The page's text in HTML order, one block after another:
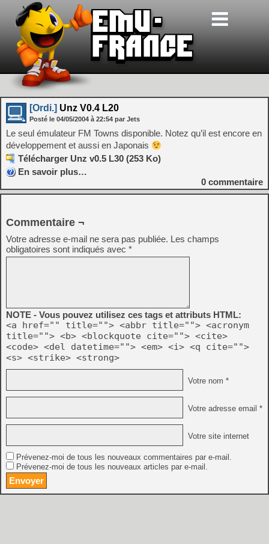
[Ordi.] Unz V0.4 L20
Posté le 04/05/2004 à 22:54 par Jets
Le seul émulateur FM Towns disponible. Notez qu’il est encore en
développement et aussi en Japonais
Télécharger Unz v0.5 L30 (253 Ko)
En savoir plus…
0 commentaire
Commentaire ¬
Votre adresse e-mail ne sera pas publiée. Les champs
obligatoires sont indiqués avec *
NOTE - Vous pouvez utilisez ces tags et attributs HTML:
<a href="" title=""> <abbr title=""> <acronym
title=""> <b> <blockquote cite=""> <cite>
<code> <del datetime=""> <em> <i> <q cite="">
<s> <strike> <strong>
Votre nom *
Votre adresse email *
Votre site internet
Prévenez-moi de tous les nouveaux commentaires par e-mail.
Prévenez-moi de tous les nouveaux articles par e-mail.